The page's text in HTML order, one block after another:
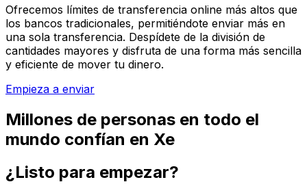
Ofrecemos límites de transferencia online más altos que
los bancos tradicionales, permitiéndote enviar más en
una sola transferencia. Despídete de la división de
cantidades mayores y disfruta de una forma más sencilla
y eficiente de mover tu dinero.
Empieza a enviar
Millones de personas en todo el
mundo confían en Xe
¿Listo para empezar?